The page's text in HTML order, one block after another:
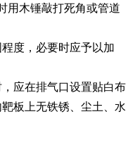
用木锤敲打死角或管道
度，必要时应予以加
应在排气口设置贴白布
板上无铁锈、尘土、水